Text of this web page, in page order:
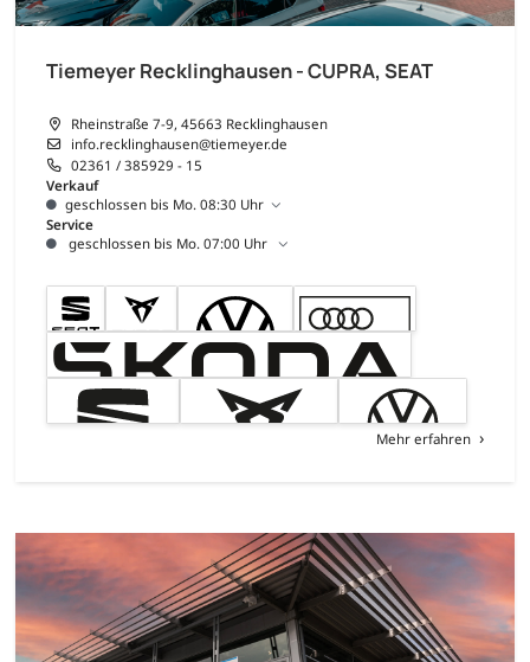
Tiemeyer Recklinghausen - CUPRA, SEAT
Rheinstraße 7-9, 45663 Recklinghausen
info.recklinghausen@tiemeyer.de
02361 / 385929 - 15
Verkauf
geschlossen bis Mo. 08:30 Uhr
Service
geschlossen bis Mo. 07:00 Uhr
Mehr erfahren